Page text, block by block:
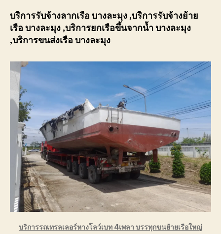
บริการรับจ้างลากเรือ บางละมุง ,บริการรับจ้างย้าย
เรือ บางละมุง ,บริการยกเรือขึ้นจากน้ำบางละมุง
,บริการขนส่งเรือ บางละมุง
บริการรถเทรลเลอร์หางโลว์เบท 4เพลา บรรทุกขนย้ายเรือใหญ่